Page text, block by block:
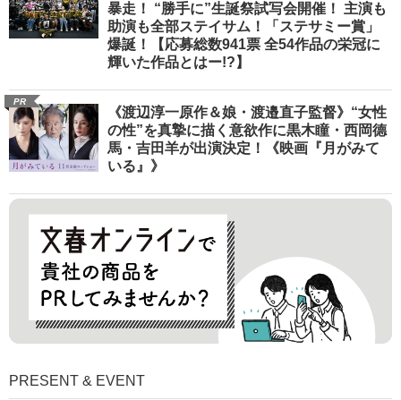
暴走！ “勝手に”生誕祭試写会開催！ 主演も
助演も全部ステイサム！「ステサミー賞」
爆誕！【応募総数941票 全54作品の栄冠に
輝いた作品とはー!?】
PR
《渡辺淳一原作＆娘・渡邉直子監督》“女性
の性”を真摯に描く意欲作に黒木瞳・西岡德
馬・吉田羊が出演決定！《映画『月がみて
いる』》
PRESENT & EVENT